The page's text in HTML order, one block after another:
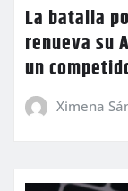
La batalla
renueva su
un
Ximena